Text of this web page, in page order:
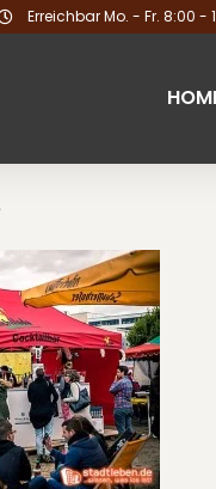
Erreichbar Mo. - Fr. 8:00 -